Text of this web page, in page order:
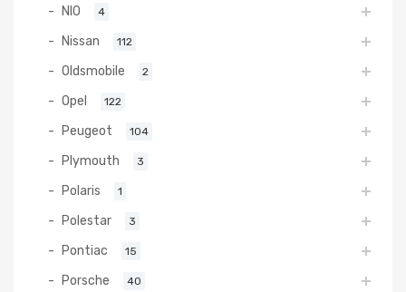
NIO 4
Nissan 112
Oldsmobile 2
Opel 122
Peugeot 104
Plymouth 3
Polaris 1
Polestar 3
Pontiac 15
Porsche 40